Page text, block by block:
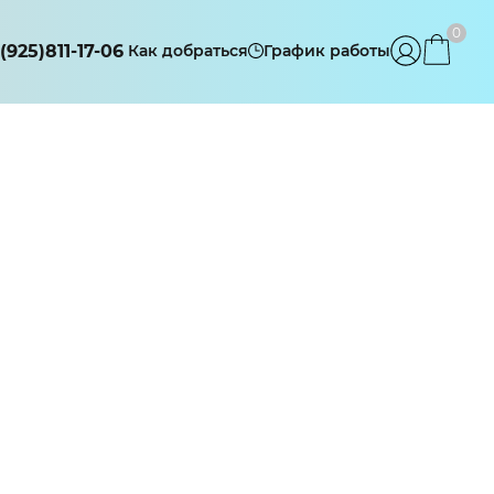
17-06 Как добраться График работы
0